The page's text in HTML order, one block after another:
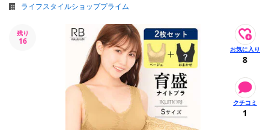
ライフスタイルショッププライム
残り
16
8
1